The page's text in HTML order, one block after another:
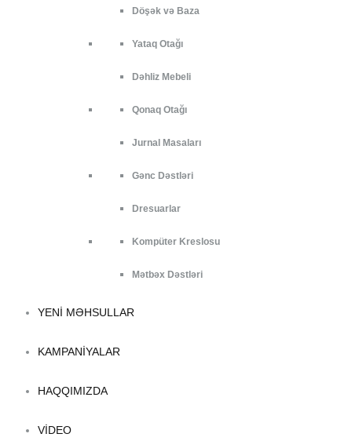
Döşək və Baza
Yataq Otağı
Dəhliz Mebeli
Qonaq Otağı
Jurnal Masaları
Gənc Dəstləri
Dresuarlar
Kompüter Kreslosu
Mətbəx Dəstləri
YENI MƏHSULLAR
KAMPANIYALAR
HAQQIMIZDA
VIDEO